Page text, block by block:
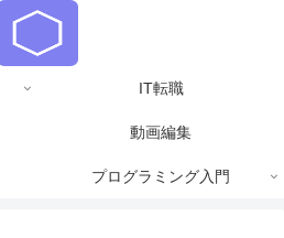
IT転職
動画編集
プログラミング入門